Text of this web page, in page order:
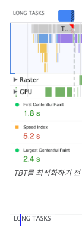
TBT를 최적화하기